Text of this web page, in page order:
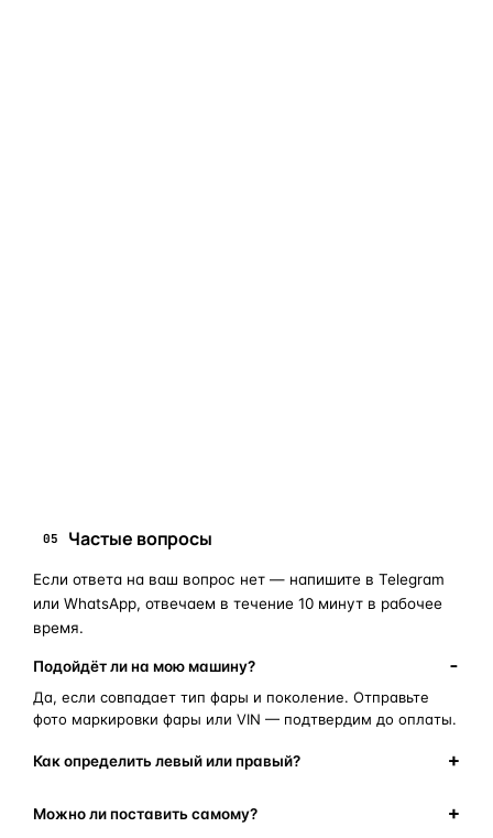
05 Частые вопросы
Если ответа на ваш вопрос нет — напишите в Telegram
или WhatsApp, отвечаем в течение 10 минут в рабочее
время.
Подойдёт ли на мою машину?
Да, если совпадает тип фары и поколение. Отправьте
фото маркировки фары или VIN — подтвердим до оплаты.
Как определить левый или правый?
Можно ли поставить самому?